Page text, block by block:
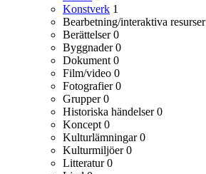
Konstverk 1
Bearbetning/interaktiva resurser
Berättelser 0
Byggnader 0
Dokument 0
Film/video 0
Fotografier 0
Grupper 0
Historiska händelser 0
Koncept 0
Kulturlämningar 0
Kulturmiljöer 0
Litteratur 0